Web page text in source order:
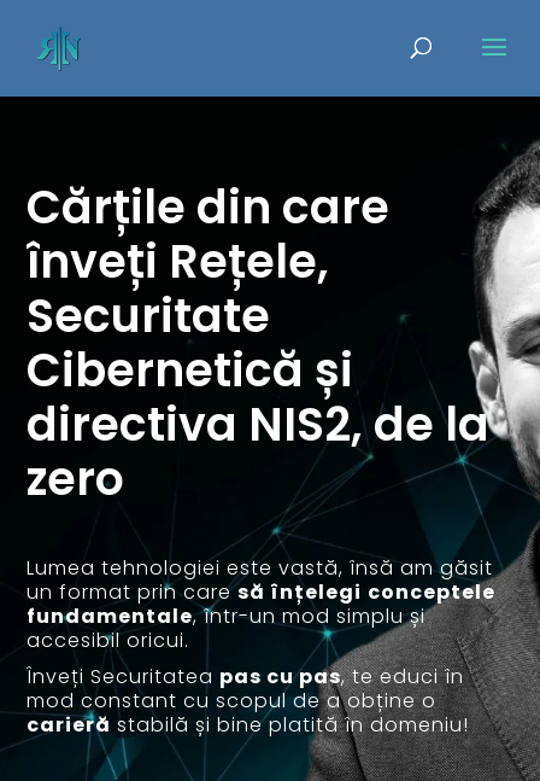
Cărțile din care
înveți Rețele,
Securitate
Cibernetică și
directiva NIS2, de la
zero
Lumea tehnologiei este vastă, însă am găsit
un format prin caresă înțelegi conceptele
fundamentale, într-un mod simplu și
accesibil oricui.
Înveți Securitatea pas cu pas, te educi în
mod constant cu scopul de a obține o
carieră stabilă și bine platită în domeniu!